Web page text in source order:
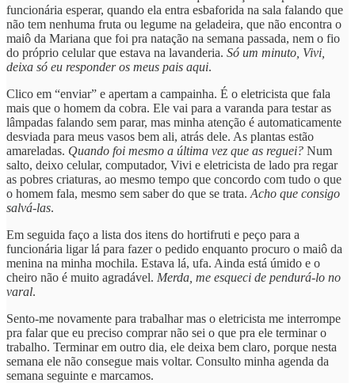
funcionária esperar, quando ela entra esbaforida na sala falando que
não tem nenhuma fruta ou legume na geladeira, que não encontra o
maiô da Mariana que foi pra natação na semana passada, nem o fio
do próprio celular que estava na lavanderia. Só um minuto, Vivi,
deixa só eu responder os meus pais aqui.
Clico em “enviar” e apertam a campainha. É o eletricista que fala
mais que o homem da cobra. Ele vai para a varanda para testar as
lâmpadas falando sem parar, mas minha atenção é automaticamente
desviada para meus vasos bem ali, atrás dele. As plantas estão
amareladas. Quando foi mesmo a última vez que as reguei? Num
salto, deixo celular, computador, Vivi e eletricista de lado pra regar
as pobres criaturas, ao mesmo tempo que concordo com tudo o que
o homem fala, mesmo sem saber do que se trata. Acho que consigo
salvá-las.
Em seguida faço a lista dos itens do hortifruti e peço para a
funcionária ligar lá para fazer o pedido enquanto procuro o maiô da
menina na minha mochila. Estava lá, ufa. Ainda está úmido e o
cheiro não é muito agradável. Merda, me esqueci de pendurá-lo no
varal.
Sento-me novamente para trabalhar mas o eletricista me interrompe
pra falar que eu preciso comprar não sei o que pra ele terminar o
trabalho. Terminar em outro dia, ele deixa bem claro, porque nesta
semana ele não consegue mais voltar. Consulto minha agenda da
semana seguinte e marcamos.